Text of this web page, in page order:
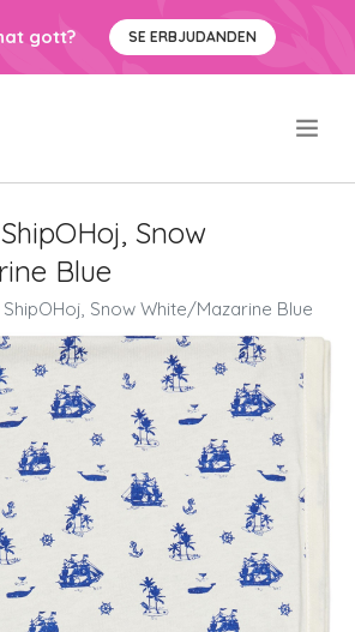
gott? SE ERBJUDANDEN
Snow
Blue
ShipOHoj, Snow White/Mazarine Blue